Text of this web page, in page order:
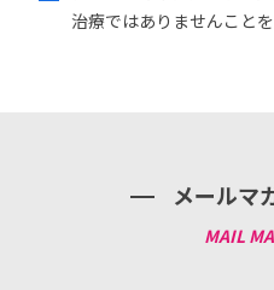
治療ではありませんこと
メールマ